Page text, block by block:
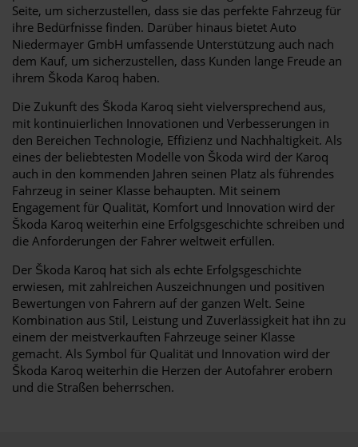
Seite, um sicherzustellen, dass sie das perfekte Fahrzeug für
ihre Bedürfnisse finden. Darüber hinaus bietet Auto
Niedermayer GmbH umfassende Unterstützung auch nach
dem Kauf, um sicherzustellen, dass Kunden lange Freude an
ihrem Škoda Karoq haben.
Die Zukunft des Škoda Karoq sieht vielversprechend aus,
mit kontinuierlichen Innovationen und Verbesserungen in
den Bereichen Technologie, Effizienz und Nachhaltigkeit. Als
eines der beliebtesten Modelle von Škoda wird der Karoq
auch in den kommenden Jahren seinen Platz als führendes
Fahrzeug in seiner Klasse behaupten. Mit seinem
Engagement für Qualität, Komfort und Innovation wird der
Škoda Karoq weiterhin eine Erfolgsgeschichte schreiben und
die Anforderungen der Fahrer weltweit erfüllen.
Der Škoda Karoq hat sich als echte Erfolgsgeschichte
erwiesen, mit zahlreichen Auszeichnungen und positiven
Bewertungen von Fahrern auf der ganzen Welt. Seine
Kombination aus Stil, Leistung und Zuverlässigkeit hat ihn zu
einem der meistverkauften Fahrzeuge seiner Klasse
gemacht. Als Symbol für Qualität und Innovation wird der
Škoda Karoq weiterhin die Herzen der Autofahrer erobern
und die Straßen beherrschen.